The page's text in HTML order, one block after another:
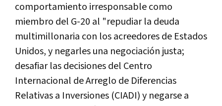
comportamiento irresponsable como
miembro del G-20 al "repudiar la deuda
multimillonaria con los acreedores de Estados
Unidos, y negarles una negociación justa;
desafiar las decisiones del Centro
Internacional de Arreglo de Diferencias
Relativas a Inversiones (CIADI) y negarse a